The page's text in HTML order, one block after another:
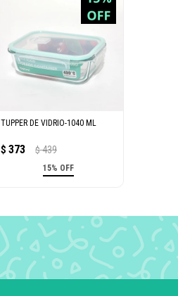
TUPPER DE VIDRIO-1040 ML
$ 373 $ 439
15% OFF